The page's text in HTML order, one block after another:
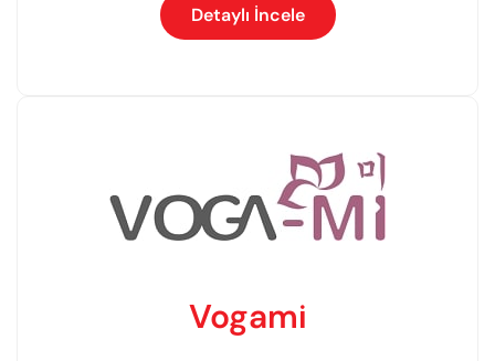
Detaylı İncele
Vogami